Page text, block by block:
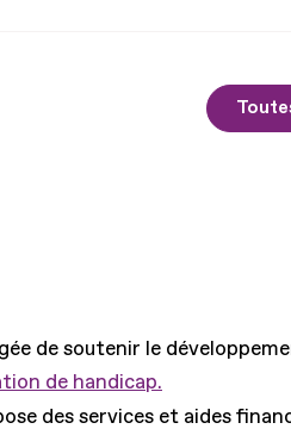
de soutenir le
de handicap.
des services et aides